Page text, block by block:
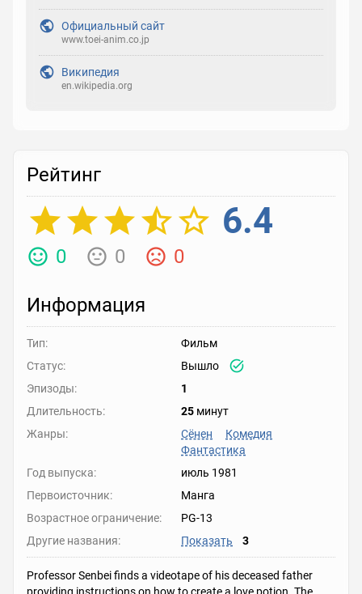
Официальный сайт
www.toei-anim.co.jp
Википедия
en.wikipedia.org
Рейтинг
6.4
0 0 0
Информация
Тип:
Фильм
Статус:
Вышло
Эпизоды:
1
Длительность:
25 минут
Жанры:
Сёнен
Комедия
Фантастика
Год выпуска:
июль 1981
Первоисточник:
Манга
Возрастное ограничение:
PG-13
Другие названия:
Показать 3
Professor Senbei finds a videotape of his deceased father